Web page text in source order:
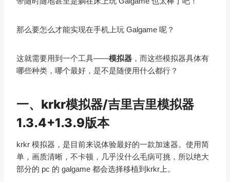
那么要怎么才能实现在手机上玩 Galgame 呢？
这就需要用到一个工具——模拟器 ，而这些模拟器具体有
哪些种类，哪个最好，是不是随便用什么都行？
一、krkr模拟器/吉里吉里模拟器
1.3.4+1.3.9版本
krkr 模拟器，是目前来说体验最好的一款加速器。使用简
单，画质清晰，不卡顿，几乎没什么毛病可挑，所以绝大
部分的 pc 的 galgame 都会选择移植到krkr上。